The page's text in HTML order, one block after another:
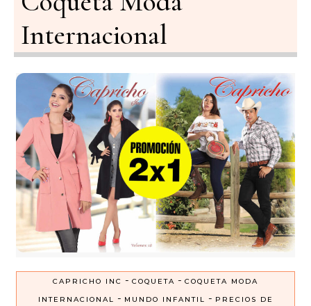
Internacional
CAPRICHO INC - COQUETA - COQUETA MODA
INTERNACIONAL - MUNDO INFANTIL - PRECIOS DE